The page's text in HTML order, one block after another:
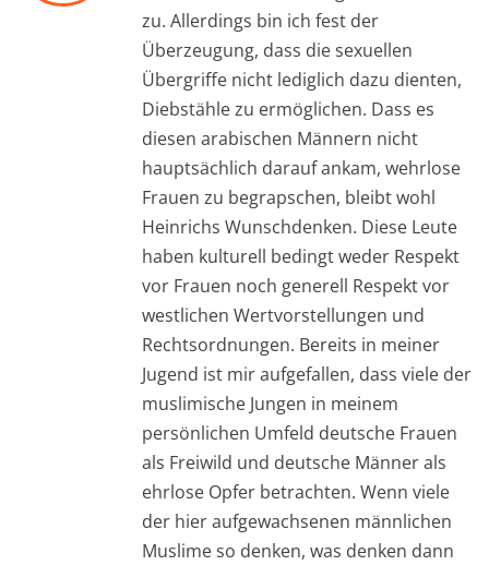
zu. Allerdings bin ich fest der
Überzeugung, dass die sexuellen
Übergriffe nicht lediglich dazu dienten,
Diebstähle zu ermöglichen. Dass es
diesen arabischen Männern nicht
hauptsächlich darauf ankam, wehrlose
Frauen zu begrapschen, bleibt wohl
Heinrichs Wunschdenken. Diese Leute
haben kulturell bedingt weder Respekt
vor Frauen noch generell Respekt vor
westlichen Wertvorstellungen und
Rechtsordnungen. Bereits in meiner
Jugend ist mir aufgefallen, dass viele der
muslimische Jungen in meinem
persönlichen Umfeld deutsche Frauen
als Freiwild und deutsche Männer als
ehrlose Opfer betrachten. Wenn viele
der hier aufgewachsenen männlichen
Muslime so denken, was denken dann